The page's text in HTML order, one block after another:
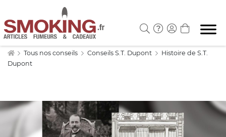
Tous nos conseils Conseils S.T. Dupont
Histoire de S.T.
Dupont